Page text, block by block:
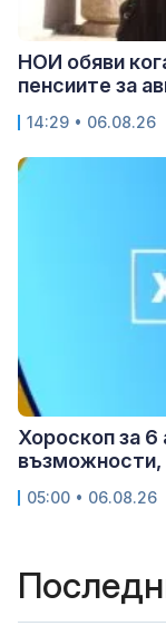
НОИ обяви
пенсиите за
14:29 • 06.08.26
Хороскоп за 6
възможности,
05:00 • 06.08.26